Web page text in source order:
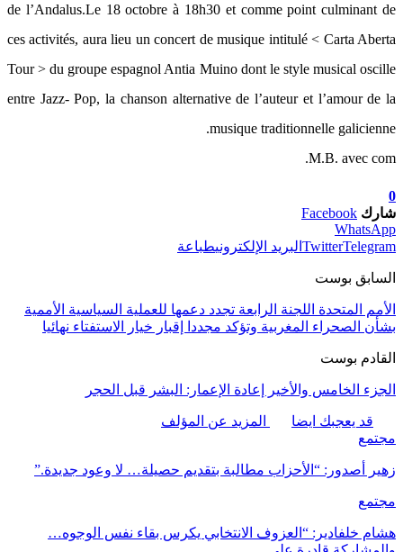
de l’Andalus.Le 18 octobre à 18h30 et comme point culminant de
ces activités, aura lieu un concert de musique intitulé < Carta Aberta
Tour > du groupe espagnol Antia Muino dont le style musical oscille
entre Jazz- Pop, la chanson alternative de l’auteur et l’amour de la
musique traditionnelle galicienne.
M.B. avec com.
0
شارك Facebook
WhatsApp
TwitterTelegram البريد الإلكترونيطباعة
السابق بوست
الأمم المتحدة اللجنة الرابعة تجدد دعمها للعملية السياسية الأممية
بشأن الصحراء المغربية وتؤكد مجددا إقبار خيار الاستفتاء نهائيا
القادم بوست
الجزء الخامس والأخير إعادة الإعمار: البشر قبل الحجر
قد يعجبك ايضا
المزيد عن المؤلف
مجتمع
زهير أصدور: “الأحزاب مطالبة بتقديم حصيلة… لا وعود جديدة.”
مجتمع
هشام خلفادير: “العزوف الانتخابي يكرس بقاء نفس الوجوه…